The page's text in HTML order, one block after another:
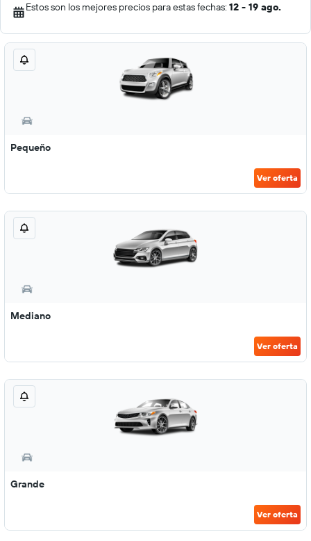
Estos son los mejores precios para estas fechas: 12 - 19 ago.
Pequeño
Ver oferta
Mediano
Ver oferta
Grande
Ver oferta